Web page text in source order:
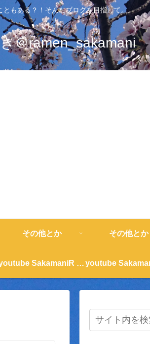
もある？！そんなブログを目指して。
き＠ramen_sakamani
その他とか その他とか
youtube SakamaniR 紹介